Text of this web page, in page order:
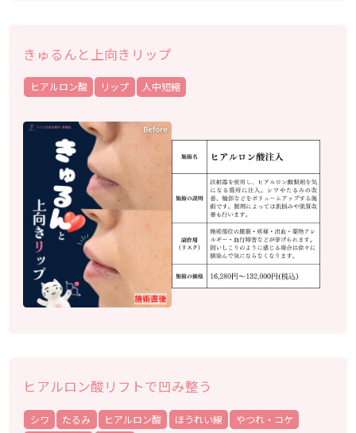
きゅるんと上向きリップ
ヒアルロン酸 リップ 人中短縮
ヒアルロン酸リフトで凹み整う
シワ たるみ ヒアルロン酸 ほうれい線
やつれ・コケ